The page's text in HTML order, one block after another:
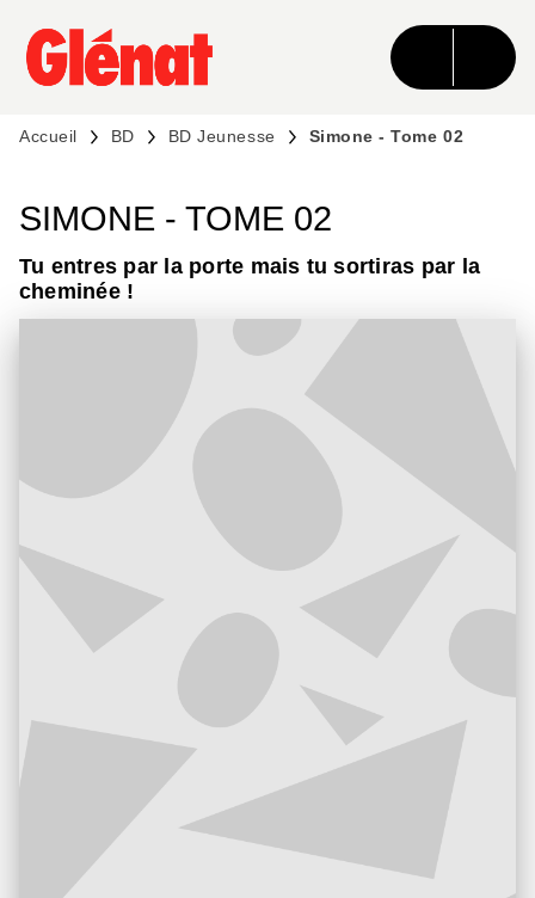
MENU RECHERCHE CONTENU
PIED DE PAGE
Accueil BD BD Jeunesse Simone - Tome 02
SIMONE - TOME 02
Tu entres par la porte mais tu sortiras par la
cheminée !